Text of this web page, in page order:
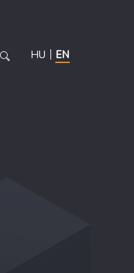
HU EN